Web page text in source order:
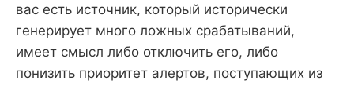
вас есть источник, который исторически
генерирует много ложных срабатываний,
имеет смысл либо отключить его, либо
понизить приоритет алертов, поступающих из